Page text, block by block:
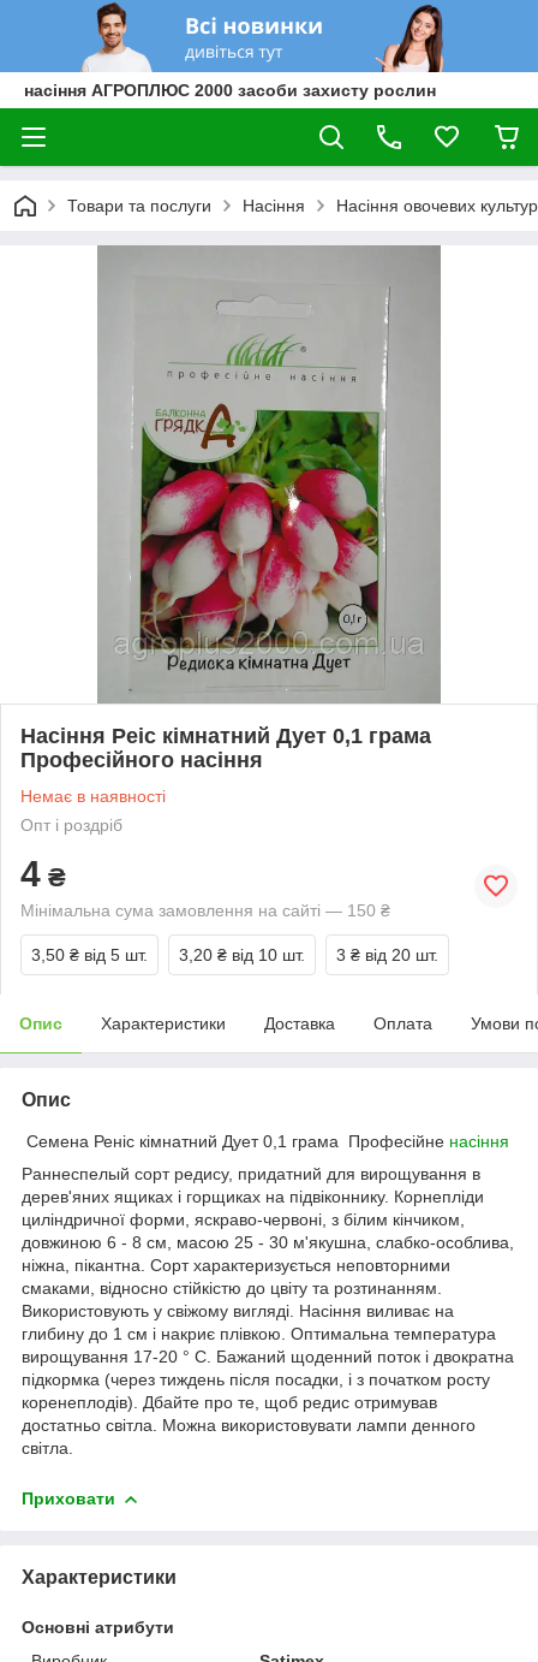
насіння АГРОПЛЮС 2000 засоби захисту рослин
Товари та послуги Насіння Насіння овочевих культур
Насіння Реіс кімнатний Дует 0,1 грама
Професійного насіння
Немає в наявності
Опт і роздріб
4 ₴
Мінімальна сума замовлення на сайті — 150 ₴
3,50 ₴ від 5 шт. 3,20 ₴ від 10 шт. 3 ₴ від 20 шт.
Опис Характеристики Доставка Оплата Умови
Опис
Семена Реніс кімнатний Дует 0,1 грама Професійне насіння
Раннеспелый сорт редису, придатний для вирощування в
дерев'яних ящиках і горщиках на підвіконнику. Корнепліди
циліндричної форми, яскраво-червоні, з білим кінчиком,
довжиною 6 - 8 см, масою 25 - 30 м'якушна, слабко-особлива,
ніжна, пікантна. Сорт характеризується неповторними
смаками, відносно стійкістю до цвіту та розтинанням.
Використовують у свіжому вигляді. Насіння виливає на
глибину до 1 см і накриє плівкою. Оптимальна температура
вирощування 17-20 ° C. Бажаний щоденний поток і двократна
підкормка (через тиждень після посадки, і з початком росту
коренеплодів). Дбайте про те, щоб редис отримував
достатньо світла. Можна використовувати лампи денного
світла.
Приховати
Характеристики
Основні атрибути